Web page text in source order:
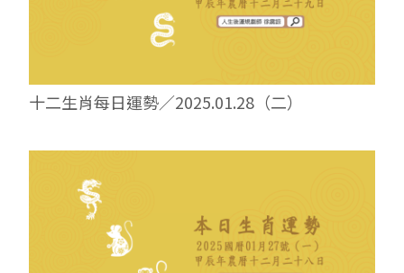
十二生肖每日運勢／2025.01.28（二）